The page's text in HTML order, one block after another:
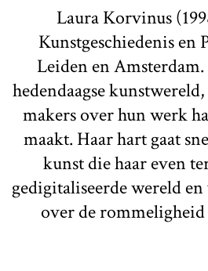
Laura Korvinus
Kunstgeschiedenis
Leiden en
hedendaagse
makers over hun werk
maakt. Haar hart gaat
kunst die haar even
gedigitaliseerde wereld
over de